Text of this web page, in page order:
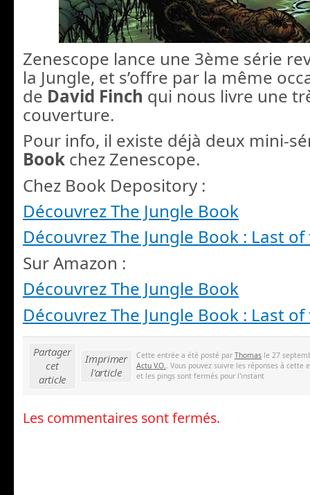
Zenescope lance une 3ème série
la Jungle, et s’offre par la même
de David Finch qui nous livre une
couverture.
Pour info, il existe déjà deux mini-
Book chez Zenescope.
Chez Book Depository :
Découvrez The Jungle Book
Découvrez The Jungle Book : Last
Sur Amazon :
Découvrez The Jungle Book
Découvrez The Jungle Book : Last
Partager
cet
article
Imprimer
l'article
Cette entrée a été posté par Thomas le 27
Actu V.O.
. Vous pouvez suivre les réponses à cette
et les pings sont fermés pour l'instant
Les commentaires sont fermés.